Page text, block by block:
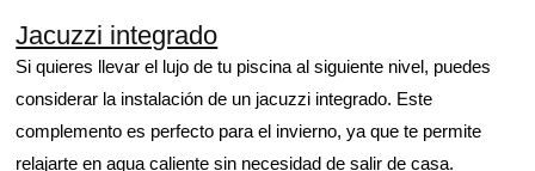
Jacuzzi integrado
Si quieres llevar el lujo de tu piscina al siguiente nivel, puedes
considerar la instalación de un jacuzzi integrado. Este
complemento es perfecto para el invierno, ya que te permite
relajarte en agua caliente sin necesidad de salir de casa.